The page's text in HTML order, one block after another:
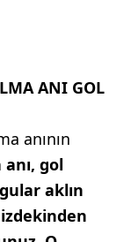
ANI GOL
anının
anı, gol
aklın